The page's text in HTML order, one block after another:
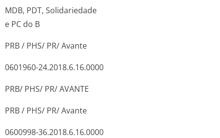
MDB, PDT, Solidariedade
e PC do B
PRB / PHS/ PR/ Avante
0601960-24.2018.6.16.0000
PRB/ PHS/ PR/ AVANTE
PRB / PHS/ PR/ Avante
0600998-36.2018.6.16.0000